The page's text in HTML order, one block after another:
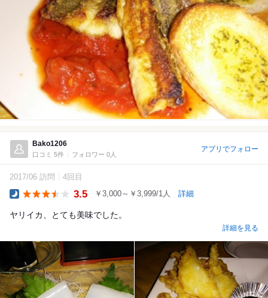
Bako1206
口コミ 5件 フォロワー 0人
アプリでフォロー
2017/06 訪問 4回目
3.5 ￥3,000～￥3,999/1人 詳細
ヤリイカ、とても美味でした。
詳細を見る